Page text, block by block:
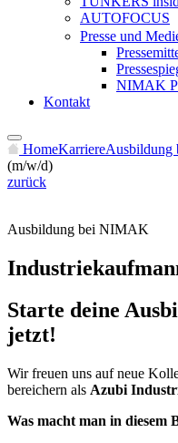
AUTOFOCUS
Presse und
NIMAK
Kontakt
HomeKarriere
(m/w/d)
zurück
Ausbildung bei NIMAK
Starte deine
jetzt!
Wir freuen uns auf neue
bereichern als Azubi
Was macht man in diesem